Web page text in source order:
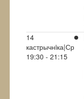
14
кастрычнiка|Ср
19:30 - 21:15